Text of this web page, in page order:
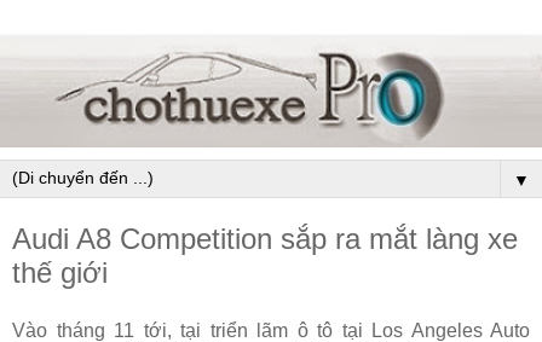
▼
Audi A8 Competition sắp ra mắt làng xe
thế giới
Vào tháng 11 tới, tại triển lãm ô tô tại Los Angeles Auto